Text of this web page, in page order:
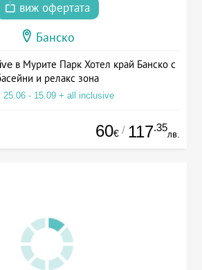
виж офертата
Банско
в Мурите Парк Хотел край Банско с
и релакс зона
25.06 - 15.09 + all inclusive
60€ / 117.35
лв.